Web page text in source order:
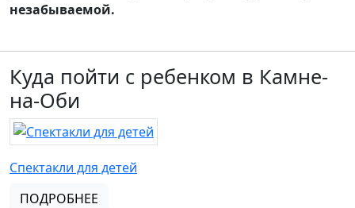
незабываемой.
Куда пойти с ребенком в Камне-
на-Оби
Спектакли для детей
ПОДРОБНЕЕ